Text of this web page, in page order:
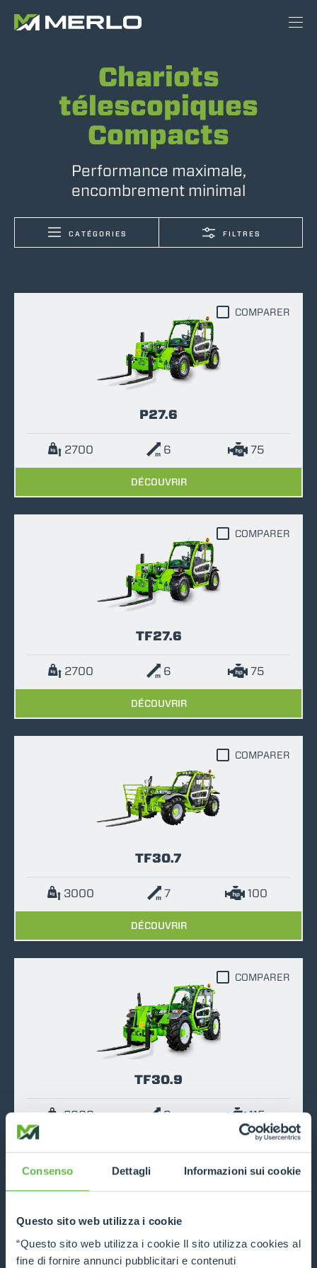
Consenso Dettagli Informazioni sui cookie
Questo sito web utilizza i cookie
“Questo sito web utilizza i cookie Il sito utilizza cookies al
fine di fornire annunci pubblicitari e contenuti
Chariots
télescopiques
Compacts
Performance maximale,
encombrement minimal
CATÉGORIES FILTRES
P27.6
2700 6 75
DÉCOUVRIR
COMPARER
TF27.6
2700 6 75
DÉCOUVRIR
COMPARER
TF30.7
3000 7 100
DÉCOUVRIR
COMPARER
TF30.9
3000 9 115
COMPARER